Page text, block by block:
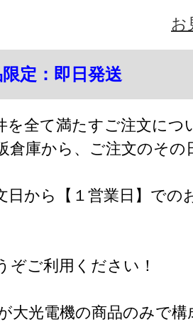
お
定：即日発送
全て満たすご注文につ
倉庫から、ご注文のそ
日から【１営業日】での
ぞご利用ください！
光電機の商品のみで構